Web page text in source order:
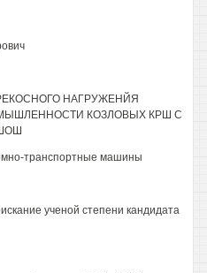
НАГРУЖЕНЙЯ
КОЗЛОВЫХ КРШ С
транспортные машины
ученой степени кандидата